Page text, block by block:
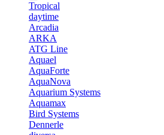
Tropical
daytime
Arcadia
ARKA
ATG Line
Aquael
AquaForte
AquaNova
Aquarium Systems
Aquamax
Bird Systems
Dennerle